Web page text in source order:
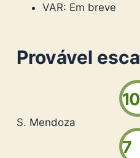
VAR: Em breve
Provável
10
S. Mendoza
7